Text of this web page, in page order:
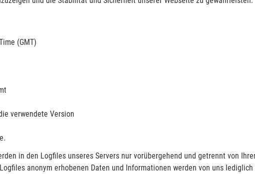
(GMT)
verwendete Version
in den Logfiles unseres Servers nur vorübergehend und getrennt von
anonym erhobenen Daten und Informationen werden von uns